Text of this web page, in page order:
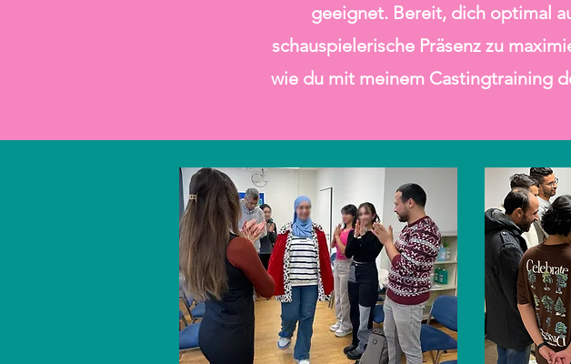
geeignet. Bereit, dich optimal
schauspielerische Präsenz zu
wie du mit meinem Castingtraining